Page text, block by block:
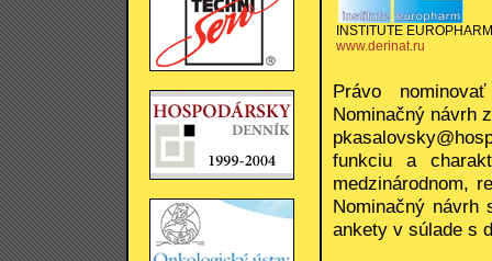
INSTITUTE
www.derinat.ru
Právo
Nominačný návrh
funkciu a
medzinárodnom,
Nominačný návrh
ankety v súlade s